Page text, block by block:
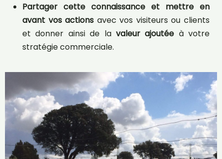
Partager cette connaissance et mettre en
avant vos actions avec vos visiteurs ou clients
et donner ainsi de la valeur ajoutée à votre
stratégie commerciale.